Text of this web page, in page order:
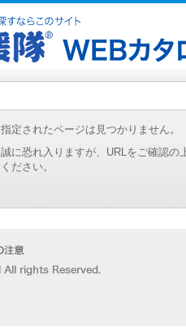
指定されたページは見つかりません。
誠に恐れ入りますが、URLをご確認
ください。